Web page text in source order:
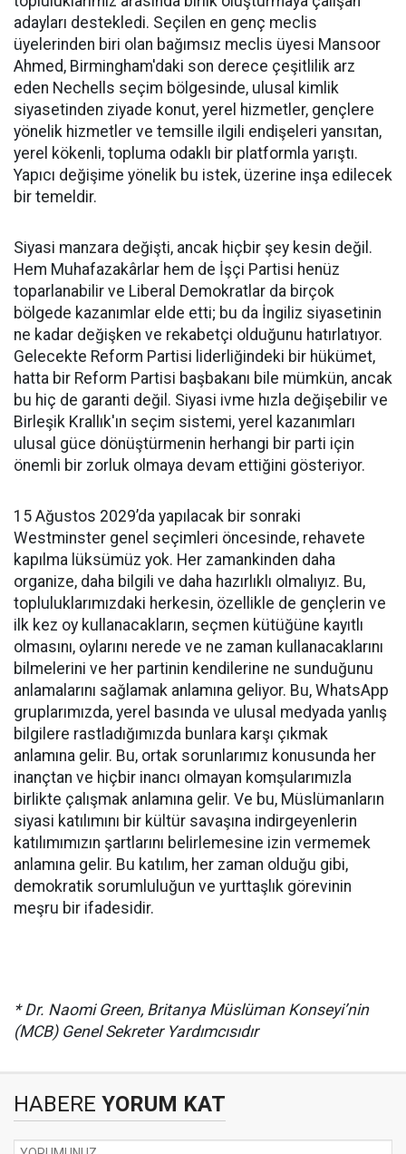
adayları destekledi. Seçilen en genç meclis
üyelerinden biri olan bağımsız meclis üyesi Mansoor
Ahmed, Birmingham'daki son derece çeşitlilik arz
eden Nechells seçim bölgesinde, ulusal kimlik
siyasetinden ziyade konut, yerel hizmetler, gençlere
yönelik hizmetler ve temsille ilgili endişeleri yansıtan,
yerel kökenli, topluma odaklı bir platformla yarıştı.
Yapıcı değişime yönelik bu istek, üzerine inşa edilecek
bir temeldir.
Siyasi manzara değişti, ancak hiçbir şey kesin değil.
Hem Muhafazakârlar hem de İşçi Partisi henüz
toparlanabilir ve Liberal Demokratlar da birçok
bölgede kazanımlar elde etti; bu da İngiliz siyasetinin
ne kadar değişken ve rekabetçi olduğunu hatırlatıyor.
Gelecekte Reform Partisi liderliğindeki bir hükümet,
hatta bir Reform Partisi başbakanı bile mümkün, ancak
bu hiç de garanti değil. Siyasi ivme hızla değişebilir ve
Birleşik Krallık'ın seçim sistemi, yerel kazanımları
ulusal güce dönüştürmenin herhangi bir parti için
önemli bir zorluk olmaya devam ettiğini gösteriyor.
15 Ağustos 2029’da yapılacak bir sonraki
Westminster genel seçimleri öncesinde, rehavete
kapılma lüksümüz yok. Her zamankinden daha
organize, daha bilgili ve daha hazırlıklı olmalıyız. Bu,
topluluklarımızdaki herkesin, özellikle de gençlerin ve
ilk kez oy kullanacakların, seçmen kütüğüne kayıtlı
olmasını, oylarını nerede ve ne zaman kullanacaklarını
bilmelerini ve her partinin kendilerine ne sunduğunu
anlamalarını sağlamak anlamına geliyor. Bu, WhatsApp
gruplarımızda, yerel basında ve ulusal medyada yanlış
bilgilere rastladığımızda bunlara karşı çıkmak
anlamına gelir. Bu, ortak sorunlarımız konusunda her
inançtan ve hiçbir inancı olmayan komşularımızla
birlikte çalışmak anlamına gelir. Ve bu, Müslümanların
siyasi katılımını bir kültür savaşına indirgeyenlerin
katılımımızın şartlarını belirlemesine izin vermemek
anlamına gelir. Bu katılım, her zaman olduğu gibi,
demokratik sorumluluğun ve yurttaşlık görevinin
meşru bir ifadesidir.
* Dr. Naomi Green, Britanya Müslüman Konseyi’nin
(MCB) Genel Sekreter Yardımcısıdır
HABERE YORUM KAT